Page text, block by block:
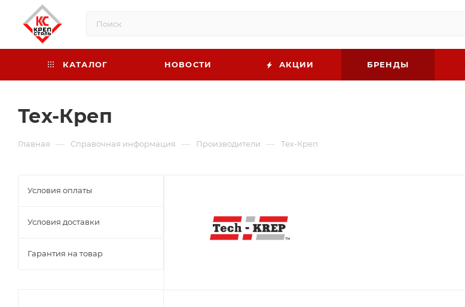
КАТАЛОГ НОВОСТИ АКЦИИ БРЕНДЫ
Тех-Креп
Главная — Справочная информация — Производители — Тех-Креп
Условия оплаты
Условия доставки
Гарантия на товар